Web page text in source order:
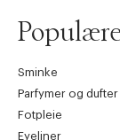
Forrige
Sminke
Parfymer og dufter
Fotpleie
Eyeliner